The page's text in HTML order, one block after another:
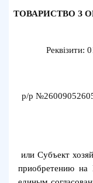
ТОВАРИСТВО З
Реквізити:
р/р
или Субъект
приобретению на